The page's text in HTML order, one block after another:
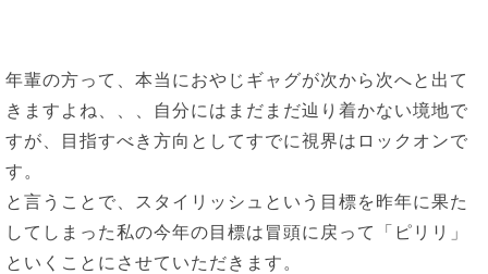
年輩の方って、本当におやじギャグが次から次へと出て
きますよね、、、自分にはまだまだ辿り着かない境地で
すが、目指すべき方向としてすでに視界はロックオンで
す。
と言うことで、スタイリッシュという目標を昨年に果た
してしまった私の今年の目標は冒頭に戻って「ピリリ」
といくことにさせていただきます。